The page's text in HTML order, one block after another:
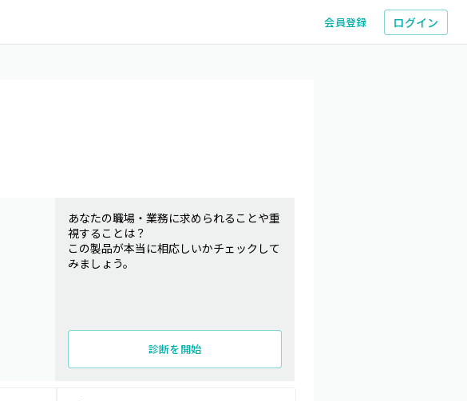
会員登録 ログイン
あなたの職場・業務に求められることや重
視することは？
この製品が本当に相応しいかチェックして
みましょう。
診断を開始